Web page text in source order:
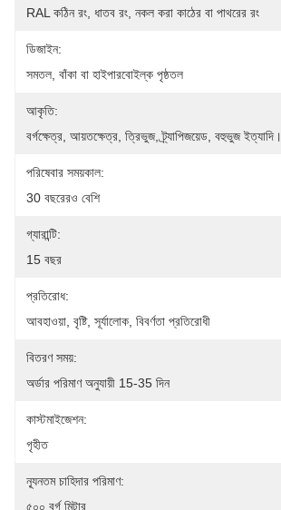
RAL কঠিন রং, ধাতব রং, নকল করা কাঠের বা পাথরের রং
ডিজাইন:
সমতল, বাঁকা বা হাইপারবোইল্ক পৃষ্ঠতল
আকৃতি:
বর্গক্ষেত্র, আয়তক্ষেত্র, ত্রিভুজ, ট্র্যাপিজয়েড, বহুভুজ ইত্যাদি।
পরিষেবার সময়কাল:
30 বছরেরও বেশি
গ্যারান্টি:
15 বছর
প্রতিরোধ:
আবহাওয়া, বৃষ্টি, সূর্যালোক, বিবর্ণতা প্রতিরোধী
বিতরণ সময়:
অর্ডার পরিমাণ অনুযায়ী 15-35 দিন
কাস্টমাইজেশন:
গৃহীত
ন্যূনতম চাহিদার পরিমাণ:
৫০০ বর্গ মিটার